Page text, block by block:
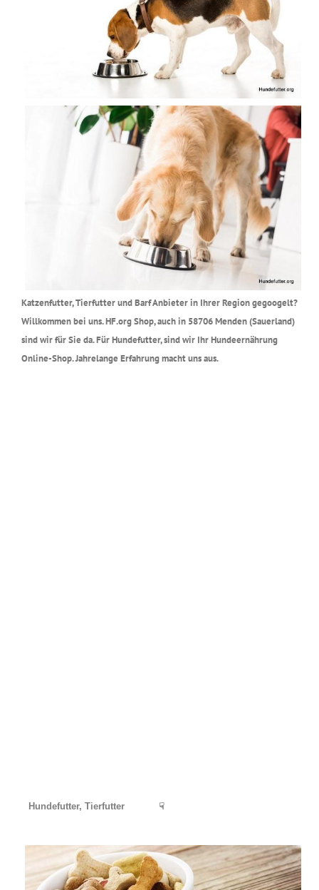
Katzenfutter, Tierfutter und Barf Anbieter in Ihrer Region gegoogelt?
Willkommen bei uns. HF.org Shop, auch in 58706 Menden (Sauerland)
sind wir für Sie da. Für Hundefutter, sind wir Ihr Hundeernährung
Online-Shop. Jahrelange Erfahrung macht uns aus.
Hundefutter, Tierfutter ☟